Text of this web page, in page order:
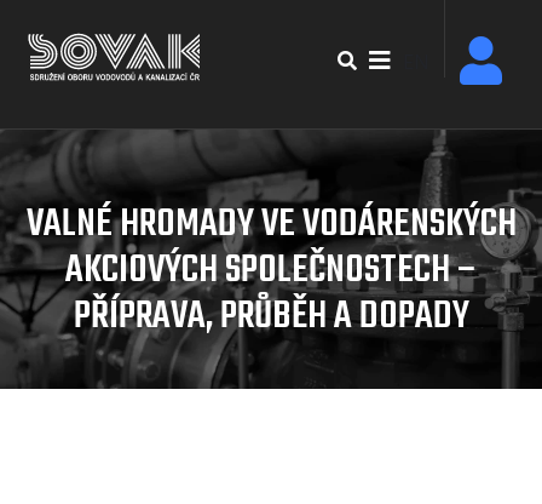
hlavnímu
obsahu
VALNÉ HROMADY VE VODÁRENSKÝCH
AKCIOVÝCH SPOLEČNOSTECH –
PŘÍPRAVA, PRŮBĚH A DOPADY